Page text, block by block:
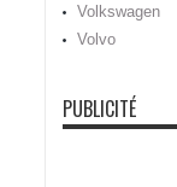
Volkswagen
Volvo
PUBLICITÉ